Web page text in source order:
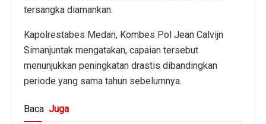
tersangka diamankan.
Kapolrestabes Medan, Kombes Pol Jean Calvijn
Simanjuntak mengatakan, capaian tersebut
menunjukkan peningkatan drastis dibandingkan
periode yang sama tahun sebelumnya.
Baca Juga